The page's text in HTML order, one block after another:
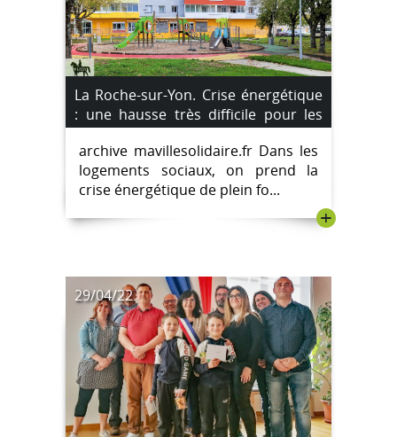
La Roche-sur-Yon. Crise énergétique
: une hausse très difficile pour les
locataires.
archive mavillesolidaire.fr Dans les
logements sociaux, on prend la
crise énergétique de plein fo...
+
29/04/22